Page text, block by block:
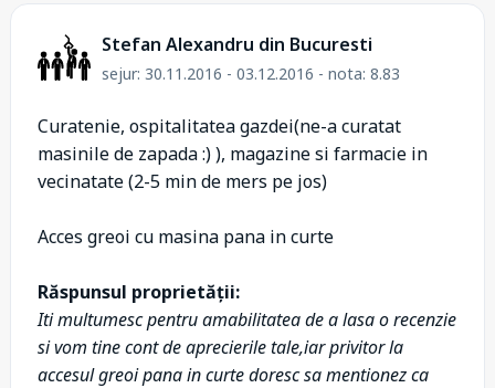
Stefan Alexandru din Bucuresti
sejur: 30.11.2016 - 03.12.2016 - nota: 8.83
Curatenie, ospitalitatea gazdei(ne-a curatat
masinile de zapada :) ), magazine si farmacie in
vecinatate (2-5 min de mers pe jos)
Acces greoi cu masina pana in curte
Răspunsul proprietății:
Iti multumesc pentru amabilitatea de a lasa o recenzie
si vom tine cont de aprecierile tale,iar privitor la
accesul greoi pana in curte doresc sa mentionez ca